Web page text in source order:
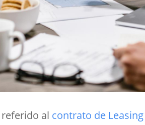
al contrato de Leasing